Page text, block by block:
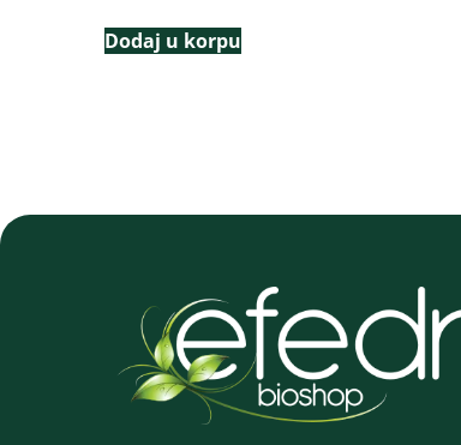
Dodaj u korpu